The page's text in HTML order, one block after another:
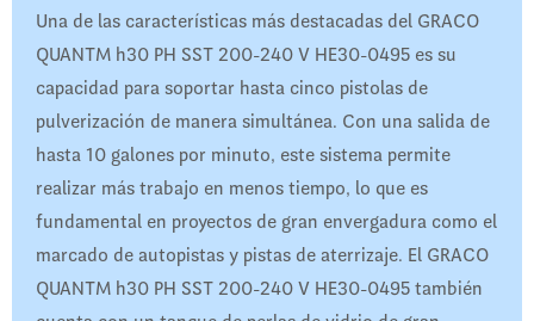
Una de las características más destacadas del GRACO
QUANTM h30 PH SST 200-240 V HE30-0495 es su
capacidad para soportar hasta cinco pistolas de
pulverización de manera simultánea. Con una salida de
hasta 10 galones por minuto, este sistema permite
realizar más trabajo en menos tiempo, lo que es
fundamental en proyectos de gran envergadura como el
marcado de autopistas y pistas de aterrizaje. El GRACO
QUANTM h30 PH SST 200-240 V HE30-0495 también